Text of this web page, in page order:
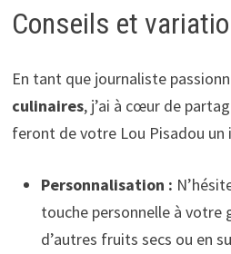
Conseils et
En tant que journaliste
culinaires, j’ai à cœur de
feront de votre Lou Pisadou un
Personnalisation :
touche personnelle à votre
d’autres fruits secs ou en